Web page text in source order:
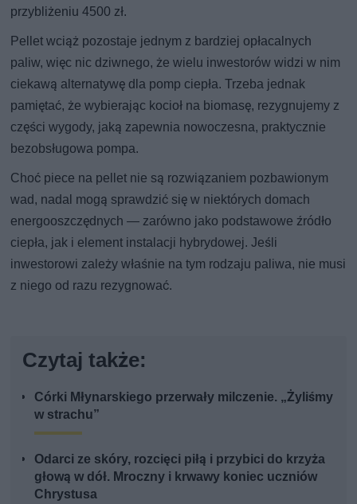
przybliżeniu 4500 zł.
Pellet wciąż pozostaje jednym z bardziej opłacalnych
paliw, więc nic dziwnego, że wielu inwestorów widzi w nim
ciekawą alternatywę dla pomp ciepła. Trzeba jednak
pamiętać, że wybierając kocioł na biomasę, rezygnujemy z
części wygody, jaką zapewnia nowoczesna, praktycznie
bezobsługowa pompa.
Choć piece na pellet nie są rozwiązaniem pozbawionym
wad, nadal mogą sprawdzić się w niektórych domach
energooszczędnych — zarówno jako podstawowe źródło
ciepła, jak i element instalacji hybrydowej. Jeśli
inwestorowi zależy właśnie na tym rodzaju paliwa, nie musi
z niego od razu rezygnować.
Czytaj także:
Córki Młynarskiego przerwały milczenie. „Żyliśmy
w strachu”
Odarci ze skóry, rozcięci piłą i przybici do krzyża
głową w dół. Mroczny i krwawy koniec uczniów
Chrystusa